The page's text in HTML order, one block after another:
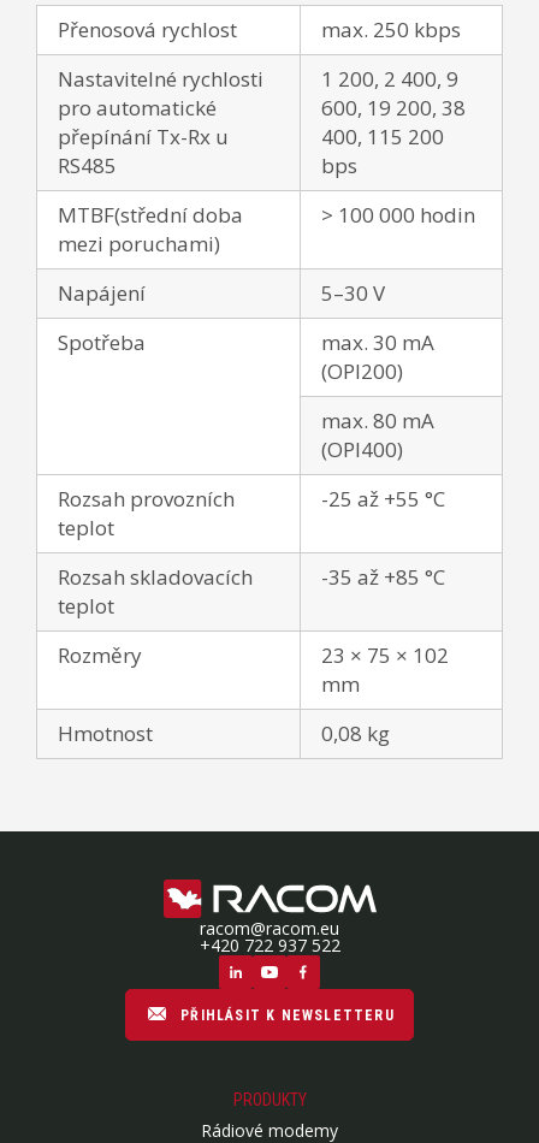
Přenosová rychlost
max. 250 kbps
Nastavitelné rychlosti
pro automatické
přepínání Tx-Rx u
RS485
1 200, 2 400, 9
600, 19 200, 38
400, 115 200
bps
MTBF(střední doba
mezi poruchami)
> 100 000 hodin
Napájení
5–30 V
Spotřeba
max. 30 mA
(OPI200)
max. 80 mA
(OPI400)
Rozsah provozních
teplot
-25 až +55 °C
Rozsah skladovacích
teplot
-35 až +85 °C
Rozměry
23 × 75 × 102
mm
Hmotnost
0,08 kg
racom@racom.eu
+420 722 937 522
PŘIHLÁSIT K NEWSLETTERU
PRODUKTY
Rádiové modemy